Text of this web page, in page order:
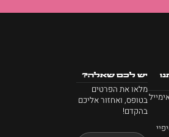
יש לכם שאלה?
מלאו את הפרטים
בטופס, ואחזור אליכם
בהקדם!